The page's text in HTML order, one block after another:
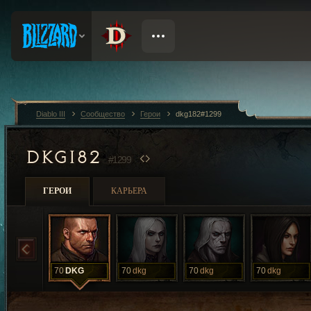
DKG182#1299
ГЕРОИ КАРЬЕРА
70 DKG 70dkg 70dkg 70dkg
Diablo III Сообщество Герои dkg182#1299